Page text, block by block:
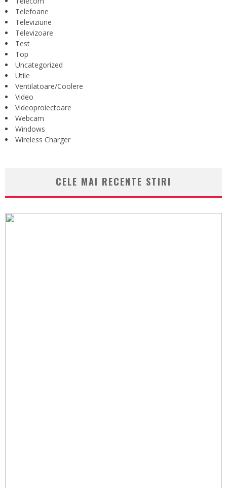
Telefoane
Televiziune
Televizoare
Test
Top
Uncategorized
Utile
Ventilatoare/Coolere
Video
Videoproiectoare
Webcam
Windows
Wireless Charger
CELE MAI RECENTE STIRI